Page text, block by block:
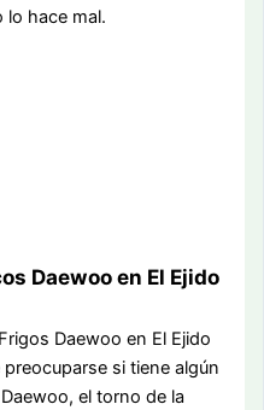
lo hace mal.
Daewoo en El Ejido
Daewoo en El Ejido
si tiene algún
el torno de la